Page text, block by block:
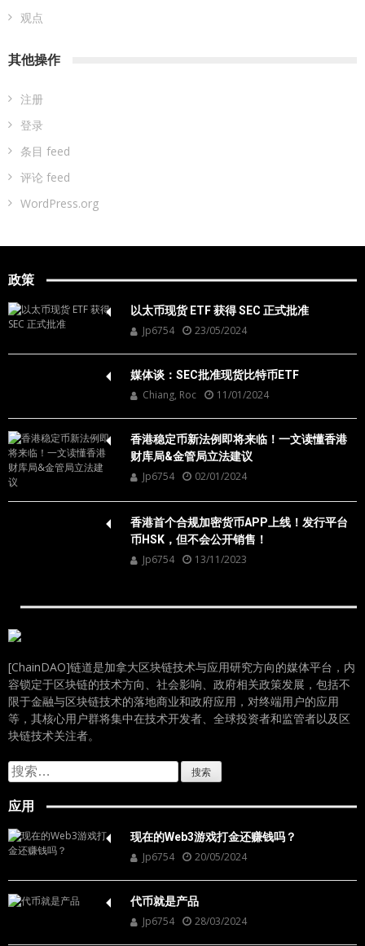
观点
其他操作
注册
登录
条目 feed
评论 feed
WordPress.org
政策
以太币现货 ETF 获得 SEC 正式批准
Jp6754 23/05/2024
媒体谈：SEC批准现货比特币ETF
Chiang, Roc 11/01/2024
香港稳定币新法例即将来临！一文读懂香港
财库局&金管局立法建议
Jp6754 02/01/2024
香港首个合规加密货币APP上线！发行平台
币HSK，但不会公开销售！
Jp6754 13/11/2023
[ChainDAO]链道是加拿大区块链技术与应用研究方向的媒体平台，内
容锁定于区块链的技术方向、社会影响、政府相关政策发展，包括不
限于金融与区块链技术的落地商业和政府应用，对终端用户的应用
等，其核心用户群将集中在技术开发者、全球投资者和监管者以及区
块链技术关注者。
搜
索：
应用
现在的Web3游戏打金还赚钱吗？
Jp6754 20/05/2024
代币就是产品
Jp6754 28/03/2024